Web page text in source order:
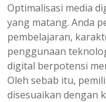
Optimalisasi media
yang matang. Anda
pembelajaran,
penggunaan
digital berpotensi
Oleh sebab itu,
disesuaikan dengan